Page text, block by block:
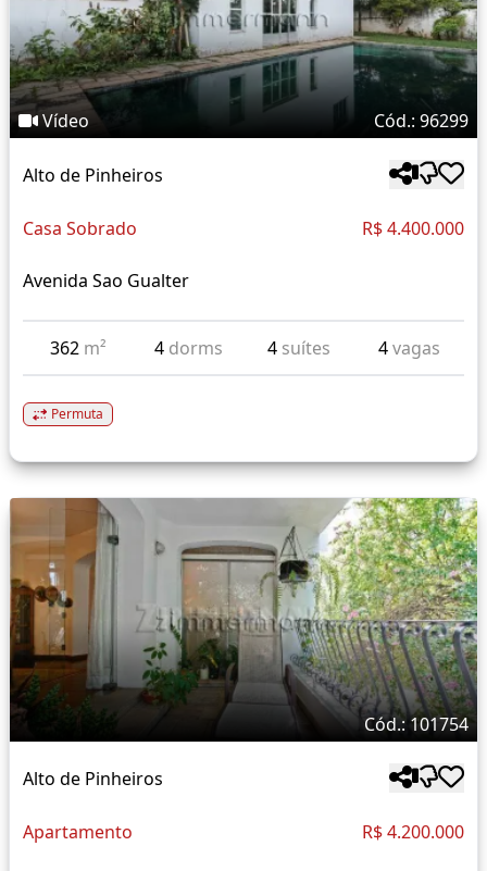
Vídeo Cód.: 96299
Alto de Pinheiros
Casa Sobrado R$ 4.400.000
Avenida Sao Gualter
362 m² 4 dorms 4 suítes 4vagas
Permuta
Cód.: 101754
Alto de Pinheiros
Apartamento R$ 4.200.000